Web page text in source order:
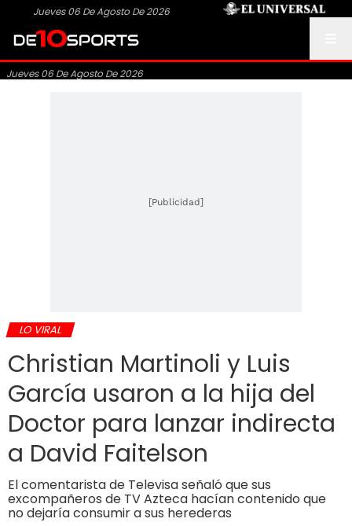
Jueves 06 De Agosto De 2026
Jueves 06 De Agosto De 2026
[Publicidad]
LO VIRAL
Christian Martinoli y Luis
García usaron a la hija del
Doctor para lanzar indirecta
a David Faitelson
El comentarista de Televisa señaló que sus
excompañeros de TV Azteca hacían contenido que
no dejaría consumir a sus herederas